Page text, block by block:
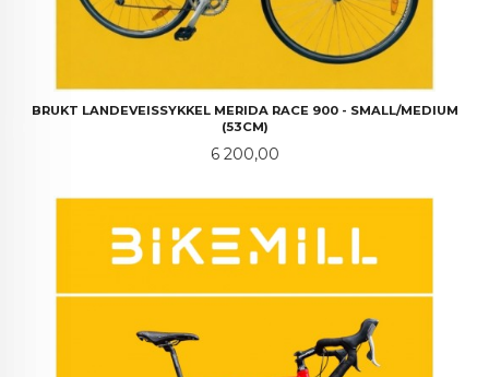
BRUKT LANDEVEISSYKKEL MERIDA RACE 900 - SMALL/MEDIUM
(53CM)
Pris
6 200,00